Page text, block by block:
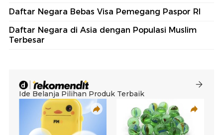
Daftar Negara Bebas Visa Pemegang Paspor RI
Daftar Negara di Asia dengan Populasi Muslim
Terbesar